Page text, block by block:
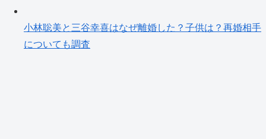
小林聡美と三谷幸喜はなぜ離婚した？子供は？再婚相手
についても調査